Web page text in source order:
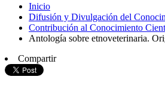
Inicio
Difusión y Divulgación del
Contribución al Conocimiento
Antología sobre etnoveterinaria.
Compartir